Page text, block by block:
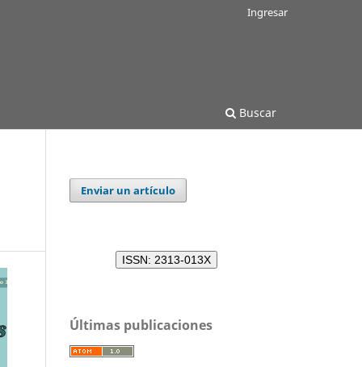
Buscar
Ingresar
Enviar un artículo
ISSN: 2313-013X
Últimas publicaciones